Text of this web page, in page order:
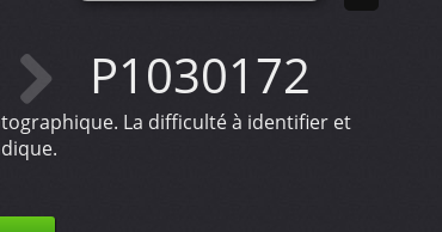
P1030172
La difficulté à identifier et